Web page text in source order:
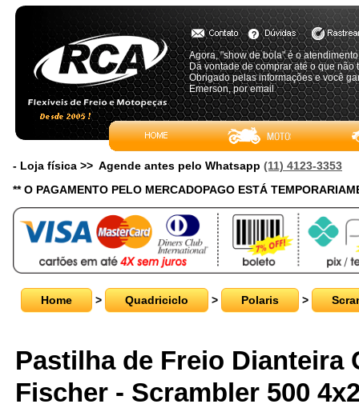
Agora, "show de bola" é o
Dá vontade de comprar até o que não
Obrigado pelas informações e você
Emerson, por email
- Loja física >> Agende antes pelo Whatsapp (11) 4123-3353
** O PAGAMENTO PELO MERCADOPAGO ESTÁ
Home > Quadriciclo > Polaris >
Pastilha de Freio Dianteira
Fischer - Scrambler 500